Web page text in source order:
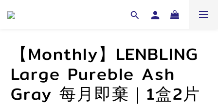
【Monthly】LENBLING
Large Pureble Ash
Gray 每月即棄｜1盒2片